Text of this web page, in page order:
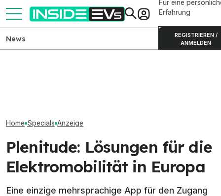
Für eine
Erfahrung
REGISTRIEREN /
ANMELDEN
News
Home Specials Anzeige
Plenitude: Lösungen für die
Elektromobilität in Europa
Eine einzige mehrsprachige App für den Zugang